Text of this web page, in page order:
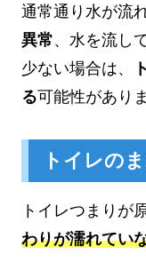
通常通り水が流
異常、水を流し
少ない場合は、
る可能性があり
トイレの
トイレつまりが
わりが濡れてい